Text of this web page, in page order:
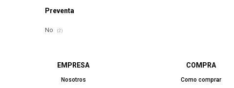
Preventa
No (2)
EMPRESA
Nosotros
COMPRA
Como comprar